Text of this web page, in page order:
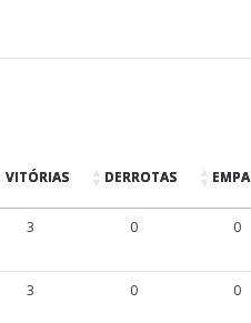
VITÓRIAS DERROTAS
3 0 0
3 0 0